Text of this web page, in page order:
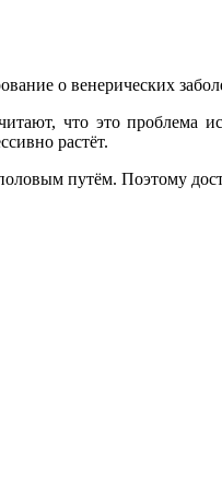
о венерических
что это проблема
растёт.
путём. Поэтому